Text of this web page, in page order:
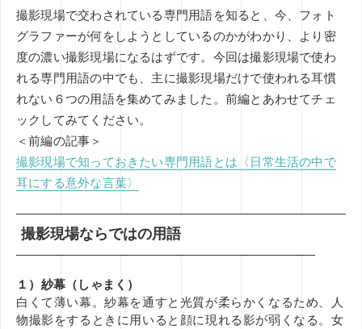
デザインシンキング
ブックガイド 課題設定
撮影現場で交わされている専門用語を知ると、今、フォト
グラファーが何をしようとしているのかがわかり、より密
度の濃い撮影現場になるはずです。今回は撮影現場で使わ
れる専門用語の中でも、主に撮影現場だけで使われる耳慣
れない６つの用語を集めてみました。前編とあわせてチェ
ックしてみてください。
＜前編の記事＞
撮影現場で知っておきたい専門用語とは〈日常生活の中で
耳にする意外な言葉〉
撮影現場ならではの用語
１）紗幕（しゃまく）
白くて薄い幕。紗幕を通すと光質が柔らかくなるため、人
物撮影をするときに用いると顔に現れる影が弱くなる。女